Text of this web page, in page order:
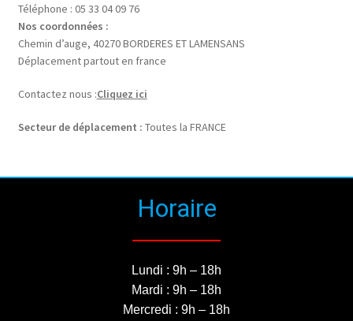
Téléphone : 05 33 04 09 76
Nos coordonnées :
Chemin d’auge, 40270 BORDERES ET LAMENSANS
Déplacement partout en france
Contactez nous :Cliquez ici
Secteur de déplacement : Toutes la FRANCE
Horaire
Lundi : 9h – 18h
Mardi : 9h – 18h
Mercredi : 9h – 18h